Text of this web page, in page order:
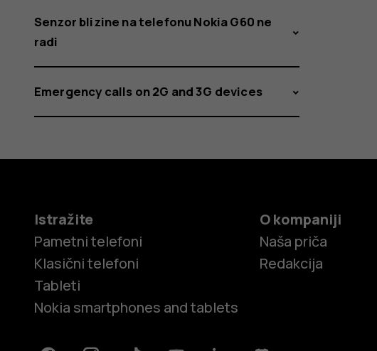
Senzor blizine na telefonu Nokia G60 ne
radi
Emergency calls on 2G and 3G devices
Istražite
Pametni telefoni
Klasični telefoni
Tableti
Nokia smartphones and tablets
O kompaniji
Naša priča
Redakcija